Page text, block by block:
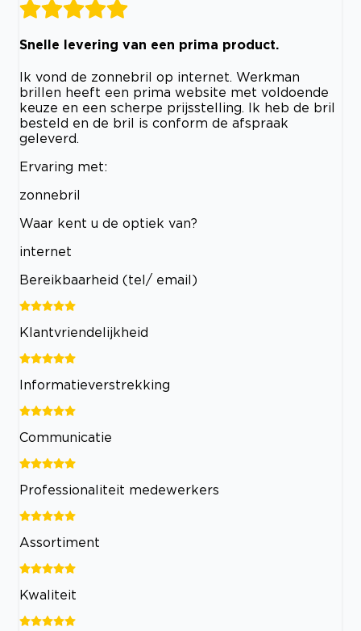
Snelle levering van een prima product.
Ik vond de zonnebril op internet. Werkman
brillen heeft een prima website met voldoende
keuze en een scherpe prijsstelling. Ik heb de bril
besteld en de bril is conform de afspraak
geleverd.
Ervaring met:
zonnebril
Waar kent u de optiek van?
internet
Bereikbaarheid (tel/ email)
Klantvriendelijkheid
Informatieverstrekking
Communicatie
Professionaliteit medewerkers
Assortiment
Kwaliteit